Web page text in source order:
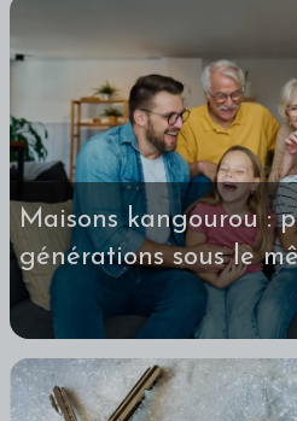
Maisons kangourou :
générations sous le